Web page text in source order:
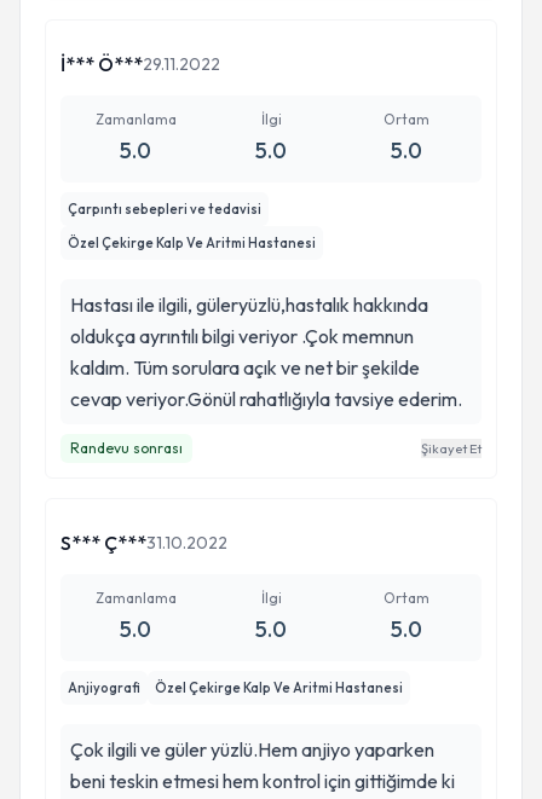
İ*** Ö***29.11.2022
Zamanlama
5.0
İlgi
5.0
Ortam
5.0
Çarpıntı sebepleri ve tedavisi
Özel Çekirge Kalp Ve Aritmi Hastanesi
Hastası ile ilgili, güleryüzlü,hastalık hakkında
oldukça ayrıntılı bilgi veriyor .Çok memnun
kaldım. Tüm sorulara açık ve net bir şekilde
cevap veriyor.Gönül rahatlığıyla tavsiye ederim.
Randevu sonrası Şikayet Et
S*** Ç***31.10.2022
Zamanlama
5.0
İlgi
5.0
Ortam
5.0
Anjiyografi Özel Çekirge Kalp Ve Aritmi Hastanesi
Çok ilgili ve güler yüzlü.Hem anjiyo yaparken
beni teskin etmesi hem kontrol için gittiğimde ki